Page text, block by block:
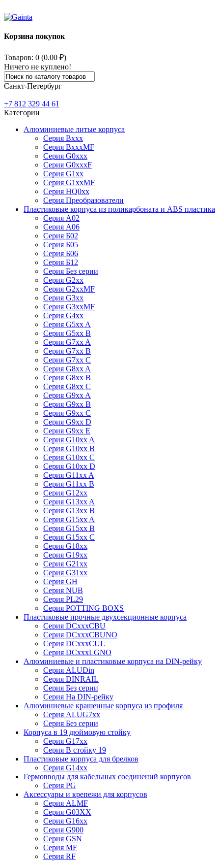
Корзина покупок
Товаров: 0 (0.00 ₽)
Ничего не куплено!
Санкт-Петербург
+7 812 329 44 61
Категории
Алюминиевые литые корпуса
Серия Bxxx
Серия BxxxMF
Серия G0xxx
Серия G0xxxF
Серия G1xx
Серия G1xxMF
Серия HQ0xx
Серия Преобразователи
Пластиковые корпуса из поликарбоната и ABS пластика
Серия А02
Серия А06
Серия Б02
Серия Б05
Серия Б06
Серия Б12
Серия Без серии
Серия G2xx
Серия G2xxMF
Серия G3xx
Серия G3xxMF
Серия G4xx
Серия G5xx A
Серия G5xx B
Серия G7xx A
Серия G7xx B
Серия G7xx C
Серия G8xx A
Серия G8xx B
Серия G8xx C
Серия G9xx A
Серия G9xx B
Серия G9xx C
Серия G9xx D
Серия G9xx E
Серия G10xx A
Серия G10xx B
Серия G10xx C
Серия G10xx D
Серия G11xx A
Серия G11xx B
Серия G12xx
Серия G13xx A
Серия G13xx B
Серия G15xx A
Серия G15xx B
Серия G15xx C
Серия G18xx
Серия G19xx
Серия G21xx
Серия G31xx
Серия GH
Серия NUB
Серия PL29
Серия POTTING BOXS
Пластиковые прочные двухсекционные корпуса
Серия DCxxxCBU
Серия DCxxxCBUNO
Серия DCxxxCUL
Серия DCxxxLGNO
Алюминиевые и пластиковые корпуса на DIN-рейку
Серия ALUDin
Серия DINRAIL
Серия Без серии
Серия На DIN-рейку
Алюминиевые крашенные корпуса из профиля
Серия ALUG7xx
Серия Без серии
Корпуса в 19 дюймовую стойку
Серия G17xx
Серия В стойку 19
Пластиковые корпуса для брелков
Серия G14xx
Гермовводы для кабельных соединений корпусов
Серия PG
Аксессуары и крепежи для корпусов
Серия ALMF
Серия G03XX
Серия G16xx
Серия G900
Серия GSN
Серия MF
Серия RF